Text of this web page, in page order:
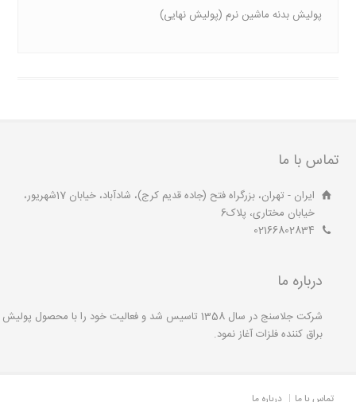
پولیش بدنه ماشین نرم (پولیش نهایی)
تماس با ما
ایران - تهران، بزرگراه فتح (جاده قدیم کرج)، شادآباد، خیابان 17شهریور،
خیابان مختاری، پلاک6
02166802834
درباره ما
شرکت جلاسنج در سال 1358 تاسیس شد و فعالیت خود را با محصول پولیش
براق کننده فلزات آغاز نمود.
درباره ما تماس با ما